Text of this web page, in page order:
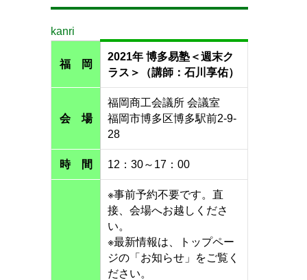
kanri
福 岡
2021年 博多易塾＜週末ク
ラス＞（講師：石川享佑）
会 場
福岡商工会議所 会議室
福岡市博多区博多駅前2-9-
28
時 間 12：30～17：00
※事前予約不要です。直
接、会場へお越しくださ
い。
※最新情報は、トップペー
ジの「お知らせ」をご覧く
ださい。